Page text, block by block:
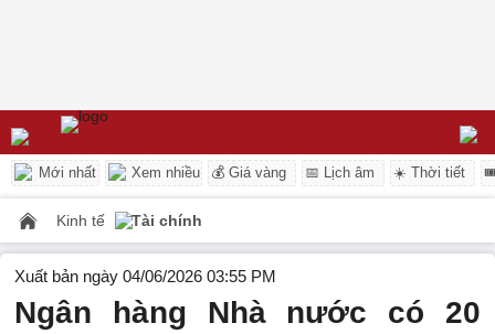
Mới nhất Xem nhiều 💰 Giá vàng 📅 Lịch âm ☀️ Thời tiết
Kinh tế Tài chính
Xuất bản ngày 04/06/2026 03:55 PM
Ngân hàng Nhà nước có 20